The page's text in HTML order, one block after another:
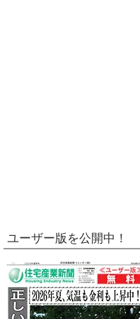
ユーザー版を公開中！